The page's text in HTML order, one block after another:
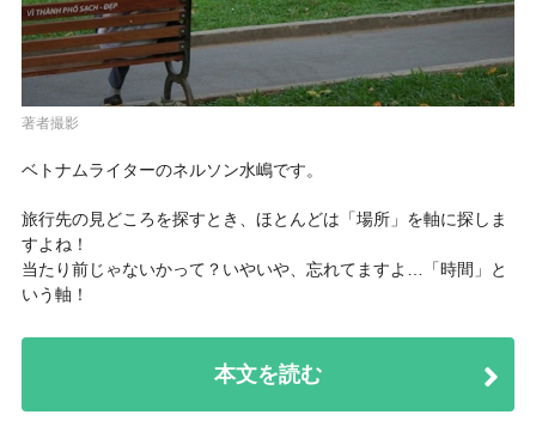
著者撮影
ベトナムライターのネルソン水嶋です。
旅行先の見どころを探すとき、ほとんどは「場所」を軸に探しま
すよね！
当たり前じゃないかって？いやいや、忘れてますよ…
「時間」と
いう軸！
本文を読む